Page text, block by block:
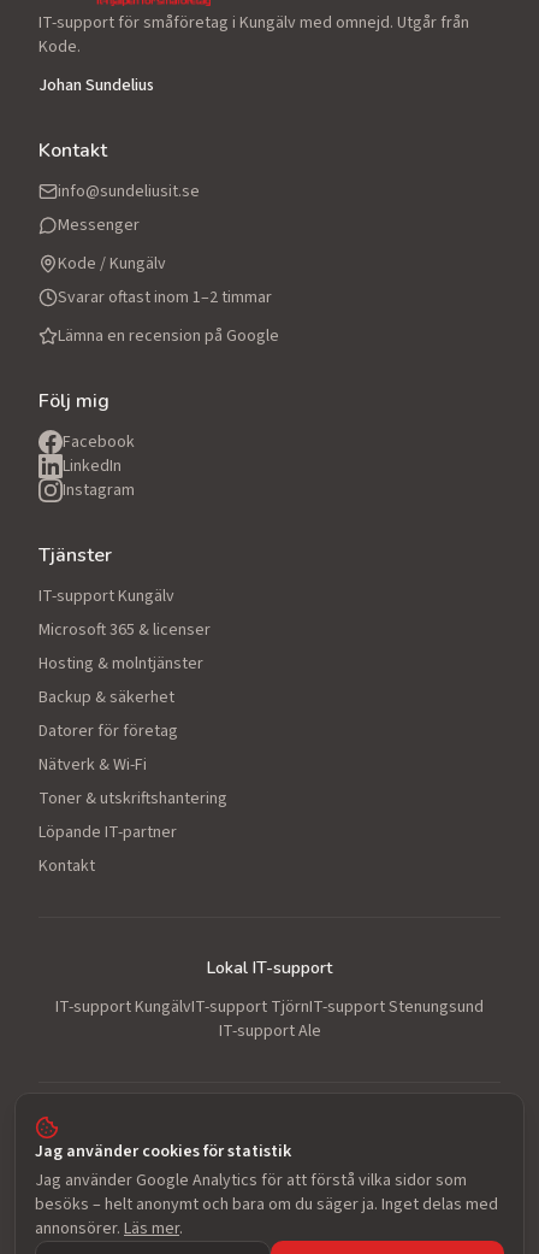
IT-support för småföretag i Kungälv med omnejd. Utgår från
Kode.
Johan Sundelius
Kontakt
info@sundeliusit.se
Messenger
Kode / Kungälv
Svarar oftast inom 1–2 timmar
Lämna en recension på Google
Följ mig
Facebook
LinkedIn
Instagram
Tjänster
IT-support Kungälv
Microsoft 365 & licenser
Hosting & molntjänster
Backup & säkerhet
Datorer för företag
Nätverk & Wi-Fi
Toner & utskriftshantering
Löpande IT-partner
Kontakt
Lokal IT-support
IT-support KungälvIT-support TjörnIT-support Stenungsund
IT-support Ale
Sundelius IT AB · Org.nr 556808-8362 · Innehar F-skatt · Säte i Kungälv
kommun
Jag använder cookies för statistik
Jag använder Google Analytics för att förstå vilka sidor som
besöks – helt anonymt och bara om du säger ja. Inget delas med
annonsörer. Läs mer.